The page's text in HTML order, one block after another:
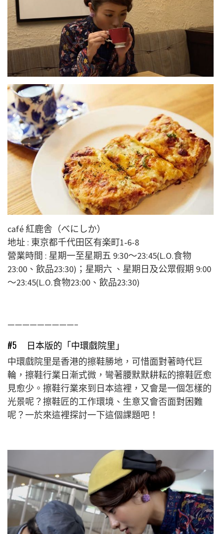
café 紅鹿舎（べにしか）
地址 : 東京都千代田区有楽町1‐6-8
營業時間 : 星期一至星期五 9:30～23:45(L.O.食物
23:00、飲品23:30)；星期六 、星期日及公眾假期 9:00
～23:45(L.O.食物23:00、飲品23:30)
—————————–
#5 日本版的「中環戲院里」
中環戲院里是香港的擦鞋勝地，可惜面對著時代巨
輪，擦鞋行業日漸式微，彎著腰默默耕耘的擦鞋匠愈
見愈少。擦鞋行業來到日本這裡，又會是一個怎樣的
光景呢？擦鞋匠的工作環境、生意又會否面對困難
呢？一於來這裡探討一下這個課題吧！